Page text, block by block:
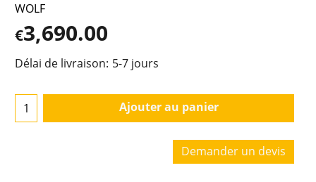
WOLF
€3,690.00
Délai de livraison: 5-7 jours
Ajouter au panier
Demander un devis